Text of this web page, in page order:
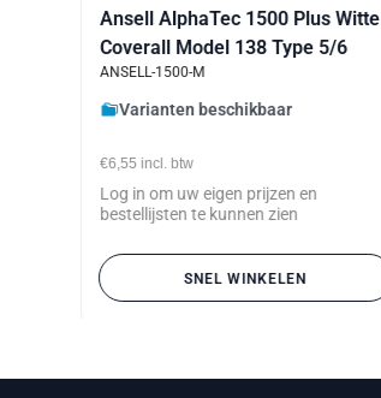
Ansell AlphaTec 1500 Plus Witte
Coverall Model 138 Type 5/6
ANSELL-1500-M
Varianten beschikbaar
€6,55 incl. btw
Log in om uw eigen prijzen en
bestellijsten te kunnen zien
SNEL WINKELEN